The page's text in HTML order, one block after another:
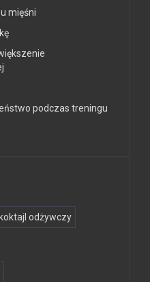
mięśni
podczas treningu
odżywczy